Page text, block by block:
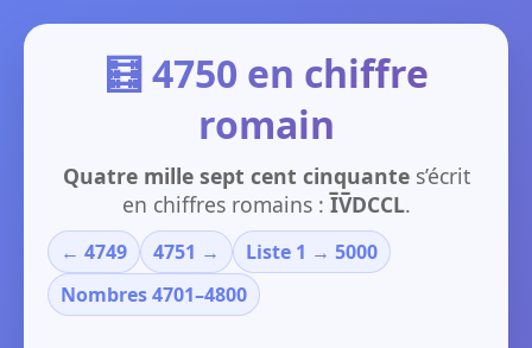
🧮 4750 en chiffre
romain
Quatre mille sept cent cinquantes’écrit
en chiffres romains :I̅V̅DCCL.
← 4749 4751 →
Liste 1 → 5000
Nombres 4701–4800